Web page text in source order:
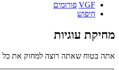
VGF פורומים
חיפוש
מחיקת עוגיות
אתה בטוח שאתה רוצה למחוק את כל